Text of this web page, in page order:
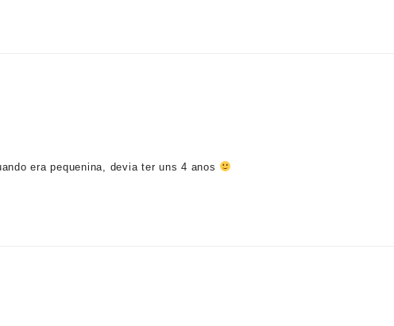
era pequenina, devia ter uns 4 anos